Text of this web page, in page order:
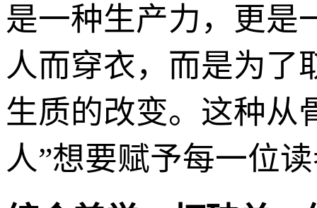
是一种生产力，更是
人而穿衣，而是为了
生质的改变。这种从
人”想要赋予每一位